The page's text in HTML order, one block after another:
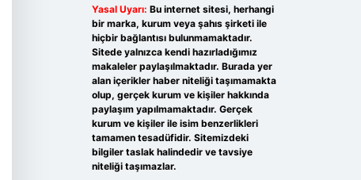
Yasal Uyarı: Bu internet sitesi, herhangi
bir marka, kurum veya şahıs şirketi ile
hiçbir bağlantısı bulunmamaktadır.
Sitede yalnızca kendi hazırladığımız
makaleler paylaşılmaktadır. Burada yer
alan içerikler haber niteliği taşımamakta
olup, gerçek kurum ve kişiler hakkında
paylaşım yapılmamaktadır. Gerçek
kurum ve kişiler ile isim benzerlikleri
tamamen tesadüfidir. Sitemizdeki
bilgiler taslak halindedir ve tavsiye
niteliği taşımazlar.